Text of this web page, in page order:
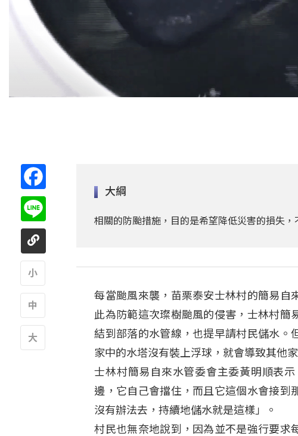
大綱
相關的防颱措施，目的是希望降低災害的損失
每當颱風來襲，苗栗泰安士林村的簡易自
此為防範這次璨樹颱風的侵害，士林村
結到部落的水管線，也提早請村民儲水。
家中的水塔沒有裝上浮球，就會導致其他
士林村簡易自來水管委會主委黃明順表
邊，它自己會擋住，而且它這個水會接到
沒有辦法去，持續地儲水就是這樣」。
村民也無奈地說到，因為並不是強行要求